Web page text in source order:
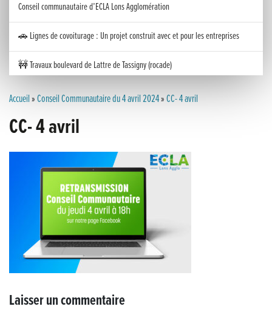
Conseil communautaire d’ECLA Lons Agglomération
🚗 Lignes de covoiturage : Un projet construit avec et pour les entreprises
🚧 Travaux boulevard de Lattre de Tassigny (rocade)
Inauguration nouvelle station d’épuration (STEP) de Trenal
Festival des solutions écologiques 2026
Meilleurs voeux 2026
« France, une histoire d’amour », l’avant-première au Cinéma 4C !
Les Saisons Baroques du Jura 2025
Journée nationale de la Résistance
Dernier coup de pédale pour la Cyclosportive
Cyclosportive de La Vache qui rit : édition 2025
Accueil»Conseil Communautaire du 4 avril 2024»CC- 4 avril
CC- 4 avril
Laisser un commentaire